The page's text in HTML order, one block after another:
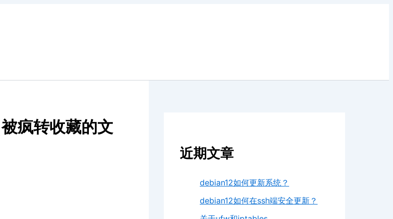
疯转收藏的文
近期文章
debian12如何更新系统？
debian12如何在ssh端安全更新？